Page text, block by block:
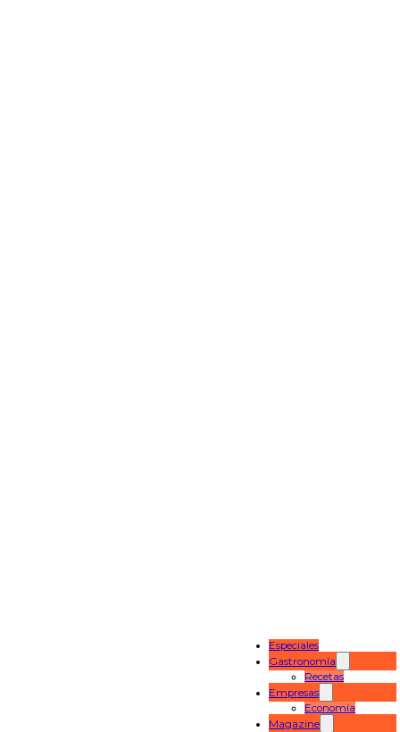
Especiales
Gastronomía
Recetas
Empresas
Economía
Magazine